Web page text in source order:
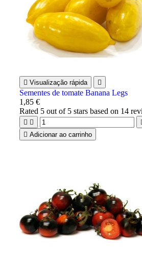
 Visualização rápida 
Sementes de tomate Banana Legs
1,85 €
Rated 5 out of 5 stars based on 14
 
 Adicionar ao carrinho